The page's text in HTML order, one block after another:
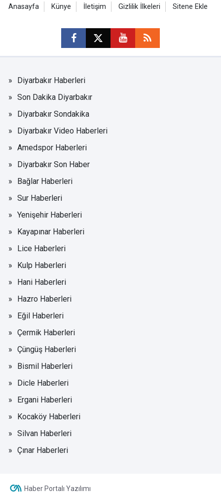
Anasayfa Künye İletişim Gizlilik İlkeleri Sitene Ekle
Diyarbakır Haberleri
Son Dakika Diyarbakır
Diyarbakır Sondakika
Diyarbakır Video Haberleri
Amedspor Haberleri
Diyarbakır Son Haber
Bağlar Haberleri
Sur Haberleri
Yenişehir Haberleri
Kayapınar Haberleri
Lice Haberleri
Kulp Haberleri
Hani Haberleri
Hazro Haberleri
Eğil Haberleri
Çermik Haberleri
Çüngüş Haberleri
Bismil Haberleri
Dicle Haberleri
Ergani Haberleri
Kocaköy Haberleri
Silvan Haberleri
Çınar Haberleri
Haber Portalı Yazılımı